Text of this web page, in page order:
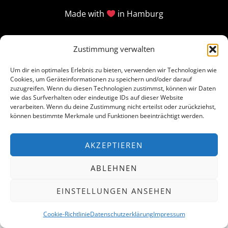
Zustimmung verwalten
Um dir ein optimales Erlebnis zu bieten, verwenden wir Technologien wie
Cookies, um Geräteinformationen zu speichern und/oder darauf
zuzugreifen. Wenn du diesen Technologien zustimmst, können wir Daten
wie das Surfverhalten oder eindeutige IDs auf dieser Website
verarbeiten. Wenn du deine Zustimmung nicht erteilst oder zurückziehst,
können bestimmte Merkmale und Funktionen beeinträchtigt werden.
AKZEPTIEREN
ABLEHNEN
EINSTELLUNGEN ANSEHEN
Cookie-RichtlinieDatenschutzerklärungImpressum
Made with in Hamburg